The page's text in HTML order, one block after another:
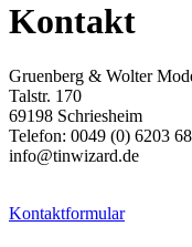
Kontakt
Gruenberg & Wolter
Talstr. 170
69198 Schriesheim
Telefon: 0049 (0) 6203
info@tinwizard.de
Kontaktformular